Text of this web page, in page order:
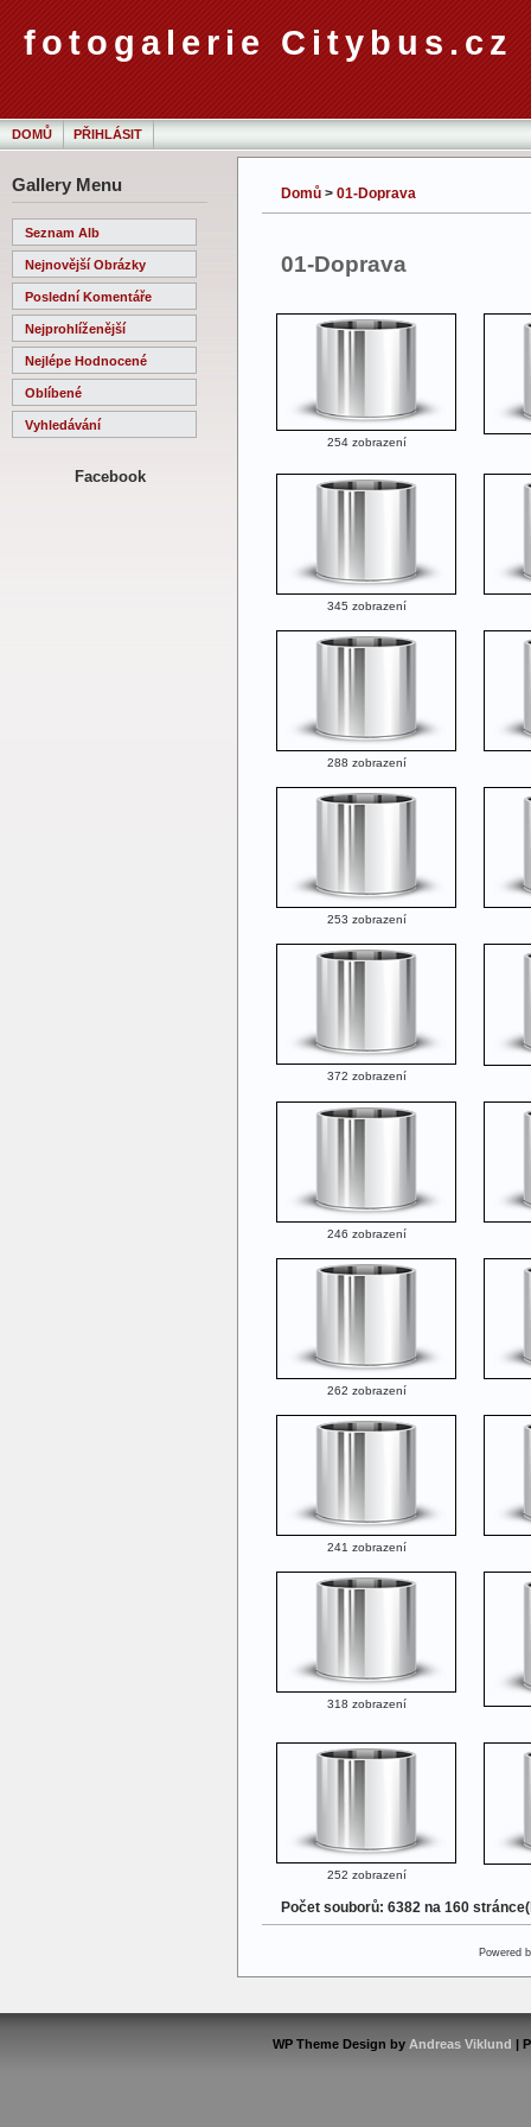
fotogalerie Citybus.cz
DOMŮ PŘIHLÁSIT
Gallery Menu
Seznam Alb
Nejnovější Obrázky
Poslední Komentáře
Nejprohlíženější
Nejlépe Hodnocené
Oblíbené
Vyhledávání
Facebook
Domů > 01-Doprava
01-Doprava
254 zobrazení
345 zobrazení
288 zobrazení
253 zobrazení
372 zobrazení
246 zobrazení
262 zobrazení
241 zobrazení
318 zobrazení
252 zobrazení
Počet souborů: 6382 na 160
Powered
WP Theme Design by Andreas Viklund |